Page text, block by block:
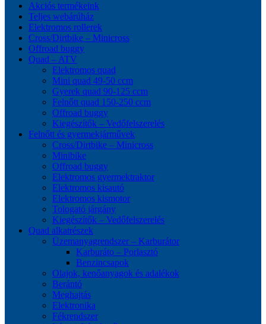
Akciós termékeink
Teljes webárúház
Elektromos rollerek
Cross/Dirtbike – Minicross
Offroad buggy
Quad – ATV
Elektromos quad
Mini quad 49-50 ccm
Gyerek quad 90-125 ccm
Felnőtt quad 150-250 ccm
Offroad buggy
Kiegészítők – Vedőfelszerelés
Felnőtt és gyermekjárművek
Cross/Dirtbike – Minicross
Minibike
Offroad buggy
Elektromos gyermektraktor
Elektromos kisautó
Elektromos kismotor
Tologató járgány
Kiegészítők – Vedőfelszerelés
Quad alkatrészek
Üzemanyagrendszer – Karburátor
Karburáto – Porlasztó
Benzincsapok
Olajok, kenőanyagok és adalékok
Berántó
Meghajtás
Elektronika
Fékrendszer